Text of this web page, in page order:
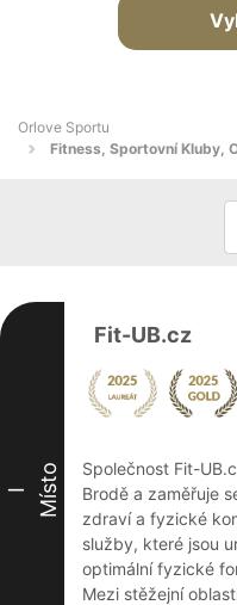
Orlove Sportu
Fitness, Sportovní Kluby,
I Místo
Fit-UB.cz
Společnost Fit-
Brodě a zaměřuje
zdraví a fyzické
služby, které jsou
optimální fyzické
Mezi stěžejní